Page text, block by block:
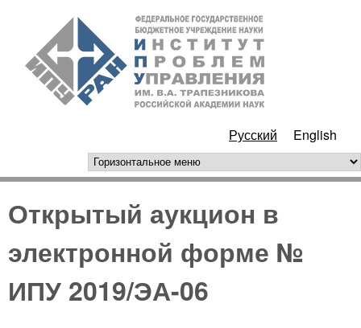
Перейти к основному
содержанию
РАН
Русский English
горизонтальное меню
Открытый аукцион в
электронной форме №
ИПУ 2019/ЭА-06